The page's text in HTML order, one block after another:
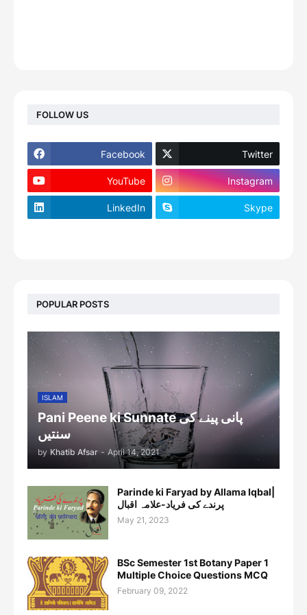
FOLLOW US
Facebook Twitter
YouTube Instagram
LinkedIn Skype
POPULAR POSTS
ISLAM
Pani Peene ki Sunnate پانی پینے کی
سنتیں
by Khatib Afsar - April 14, 2021
Parinde ki Faryad by Allama Iqbal|
پرندے کی فریاد-علامہ اقبال
May 21, 2023
BSc Semester 1st Botany Paper 1
Multiple Choice Questions MCQ
February 09, 2022